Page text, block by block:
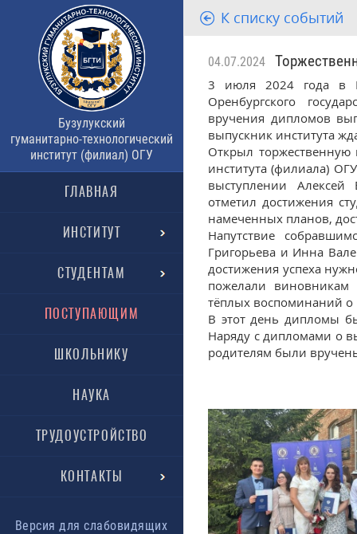
Бузулукский
гуманитарно-технологический
институт (филиал) ОГУ
ГЛАВНАЯ
ИНСТИТУТ
СТУДЕНТАМ
ПОСТУПАЮЩИМ
ШКОЛЬНИКУ
НАУКА
ТРУДОУСТРОЙСТВО
КОНТАКТЫ
Версия для слабовидящих
К списку событий
04.07.2024
3 июля 2024 года в
Оренбургского
вручения дипломов
выпускник института
Открыл торжественную
института (филиала)
выступлении
отметил достижения
намеченных планов,
Напутствие
Григорьева и Инна
достижения успеха
пожелали виновникам
тёплых воспоминаний о
В этот день дипломы
Наряду с дипломами о
родителям были